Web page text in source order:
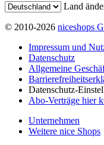
Land
© 2010-2026 niceshops
Impressum und
Datenschutz
Allgemeine
Datenschutz-
Abo-Verträge hier
Unternehmen
Weitere nice Shops